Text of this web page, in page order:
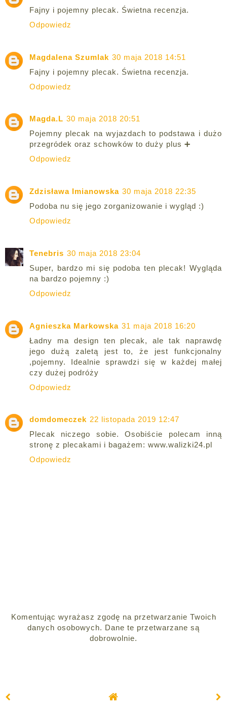
Fajny i pojemny plecak. Świetna recenzja.
Odpowiedz
Magdalena Szumlak 30 maja 2018 14:51
Fajny i pojemny plecak. Świetna recenzja.
Odpowiedz
Magda.L 30 maja 2018 20:51
Pojemny plecak na wyjazdach to podstawa i dużo
przegródek oraz schowków to duży plus ➕
Odpowiedz
Zdzisława Imianowska 30 maja 2018 22:35
Podoba nu się jego zorganizowanie i wygląd :)
Odpowiedz
Tenebris 30 maja 2018 23:04
Super, bardzo mi się podoba ten plecak! Wygląda
na bardzo pojemny :)
Odpowiedz
Agnieszka Markowska 31 maja 2018 16:20
Ładny ma design ten plecak, ale tak naprawdę
jego dużą zaletą jest to, że jest funkcjonalny
,pojemny. Idealnie sprawdzi się w każdej małej
czy dużej podróży
Odpowiedz
domdomeczek 22 listopada 2019 12:47
Plecak niczego sobie. Osobiście polecam inną
stronę z plecakami i bagażem: www.walizki24.pl
Odpowiedz
Komentując wyrażasz zgodę na przetwarzanie Twoich
danych osobowych. Dane te przetwarzane są
dobrowolnie.